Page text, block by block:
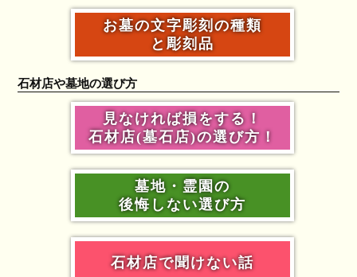
お墓の文字彫刻の種類
と彫刻品
石材店や墓地の選び方
見なければ損をする！
石材店(墓石店)の選び方！
墓地・霊園の
後悔しない選び方
石材店で聞けない話